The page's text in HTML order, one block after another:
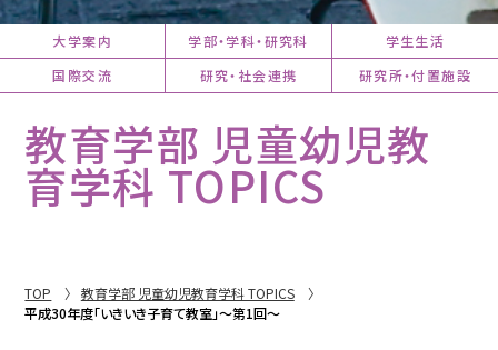
大学案内 学部・学科・研究科
学生生活
国際交流
研究・社会連携 研究所・付置施設
教育学部 児童幼児教
育学科 TOPICS
TOP
教育学部 児童幼児教育学科 TOPICS
平成30年度「いきいき子育て教室」～第1回～